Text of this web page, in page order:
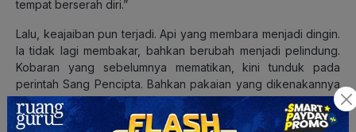
tempat berserah diri.”
Lalu, keajaiban pun terjadi. Api yang membara menjadi dingin.
Ia tidak lagi membakar, bahkan berubah menjadi pelindung.
Kobaran yang sebelumnya mematikan, kini tunduk pada
perintah Sang Pencipta. Bahkan pakaian yang dikenakannya
pun tetap utuh. Ini merupakan sebuah mukjizat yang agung
dan penuh makna.